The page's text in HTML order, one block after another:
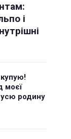
і
моєї
усю родину